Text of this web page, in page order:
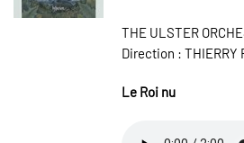
THE ULSTER
Direction : THIERRY
Le Roi nu